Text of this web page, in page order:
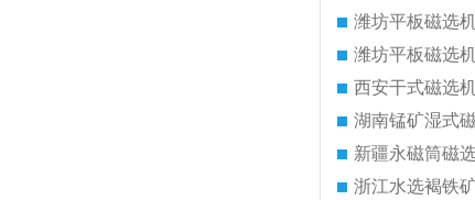
潍坊平板磁选
潍坊平板磁选
西安干式磁选
湖南锰矿湿式
新疆永磁筒磁
浙江水选褐铁